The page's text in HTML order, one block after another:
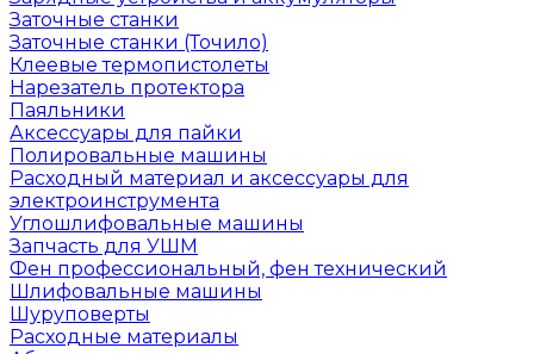
Заточные станки
Заточные станки (Точило)
Клеевые термопистолеты
Нарезатель протектора
Паяльники
Аксессуары для пайки
Полировальные машины
Расходный материал и аксессуары для
электроинструмента
Углошлифовальные машины
Запчасть для УШМ
Фен профессиональный, фен технический
Шлифовальные машины
Шуруповерты
Расходные материалы